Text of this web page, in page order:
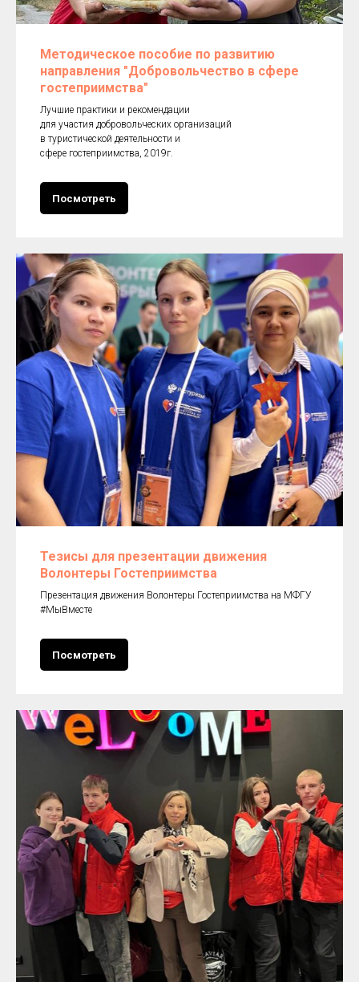
Методическое пособие по развитию
направления "Добровольчество в сфере
гостеприимства"
Лучшие практики и рекомендации
для участия добровольческих организаций
в туристической деятельности и
сфере гостеприимства, 2019г.
Посмотреть
Тезисы для презентации движения
Волонтеры Гостеприимства
Презентация движения Волонтеры Гостеприимства на МФГУ
#МыВместе
Посмотреть